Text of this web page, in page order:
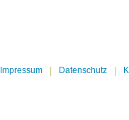
Impressum | Datenschutz |